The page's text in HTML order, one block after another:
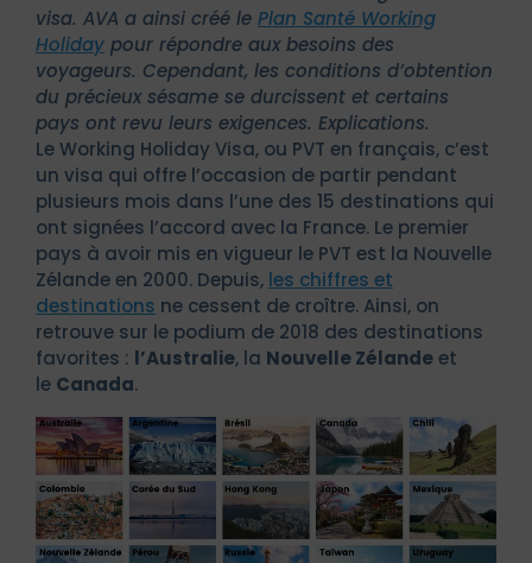
visa. AVA a ainsi créé le Plan Santé Working
Holiday pour répondre aux besoins des
voyageurs. Cependant, les conditions d’obtention
du précieux sésame se durcissent et certains
pays ont revu leurs exigences. Explications.
Le Working Holiday Visa, ou PVT en français, c’est
un visa qui offre l’occasion de partir pendant
plusieurs mois dans l’une des 15 destinations qui
ont signées l’accord avec la France. Le premier
pays à avoir mis en vigueur le PVT est la Nouvelle
Zélande en 2000. Depuis, les chiffres et
destinations ne cessent de croître. Ainsi, on
retrouve sur le podium de 2018 des destinations
favorites : l’Australie, la Nouvelle Zélandeet
le Canada.